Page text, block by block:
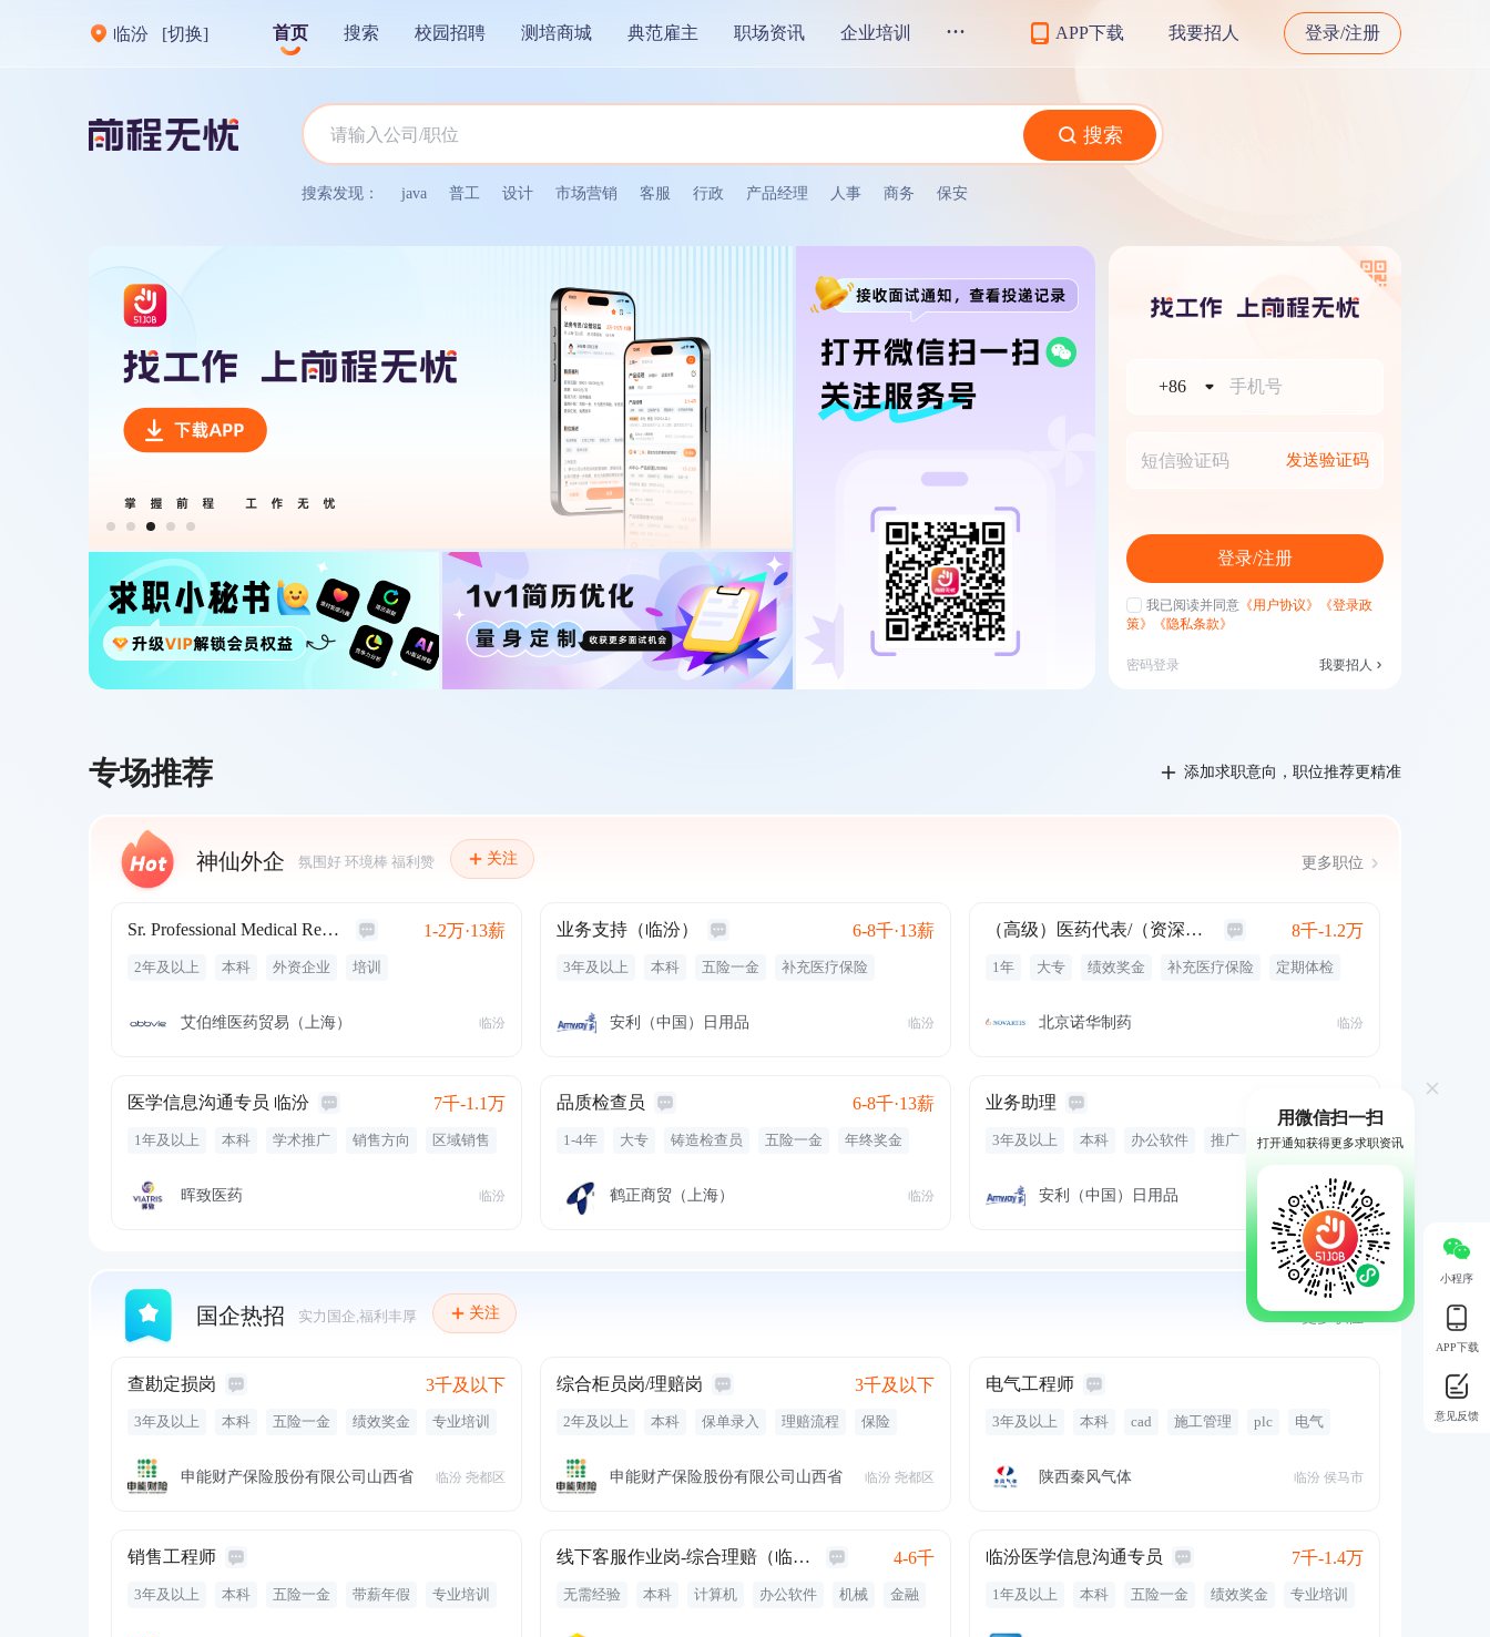
临汾 [切换] 首页 搜索 校园招聘 测培商城 典范雇主 职场资讯 企业培训 ... APP下载 我要招人 登录/注册
搜索
搜索发现： java 普工 设计 市场营销 客服 行政 产品经理 人事 商务 保安
+86
发送验证码
登录/注册
我已阅读并同意 《用户协议》
《登录政
策》
《隐私条款》
密码登录 我要招人
专场推荐 添加求职意向，职位推荐更精准
神仙外企 氛围好 环境棒 福利赞 关注 更多职位
Sr. Professional Medical Representative ID212522 1-2万·13薪
2年及以上 本科 外资企业 培训
艾伯维医药贸易（上海） 临汾
业务支持（临汾） 6-8千·13薪
3年及以上 本科 五险一金
补充医疗保险
专业培训
定期体检 零食下午茶
安利（中国）日用品 临汾
（高级）医药代表/（资深）产品专员 8千-1.2万
1年 大专 绩效奖金 补充医疗保险
定期体检
北京诺华制药
临汾
医学信息沟通专员 临汾 7千-1.1万
1年及以上 本科 学术推广 销售方向 区域销售
晖致医药 临汾
品质检查员 6-8千·13薪
1-4年 大专 铸造检查员 五险一金
年终奖金
高温补贴
出国机会
鹤正商贸（上海） 临汾
业务助理
3年及以上 本科 办公软件 推广
解决方案
市场拓展计划
政策咨询
五险一金
员工旅游
零食下午茶
安利（中国）日用品 临汾 尧都区
国企热招 实力国企,福利丰厚 关注
查勘定损岗 3千及以下
3年及以上 本科 五险一金 绩效奖金
专业培训
查勘定损
风险案件
申能财产保险股份有限公司山西省 临汾 尧都区
综合柜员岗/理赔岗 3千及以下
2年及以上 本科 保单录入 理赔流程
保险
餐饮补贴
周末双休 培训
申能财产保险股份有限公司山西省 临汾 尧都区
电气工程师
3年及以上 本科 cad 施工管理 plc
电气
故障排查
培训 五险一金
专业培训
陕西秦风气体 临汾 侯马市
销售工程师
3年及以上 本科 五险一金 带薪年假
专业培训
线下客服作业岗-综合理赔（临汾） 4-6千
无需经验 本科 计算机 办公软件 机械
金融
临汾医学信息沟通专员 7千-1.4万
1年及以上 本科 五险一金 绩效奖金
专业培训
小程序
APP下载
意见反馈
用微信扫一扫
打开通知获得更多求职资讯